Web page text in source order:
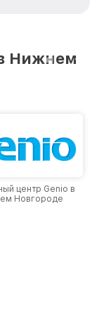
в городе
Нижнем
центр Genio в
Новгороде